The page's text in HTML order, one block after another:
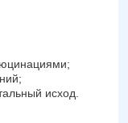
исход.